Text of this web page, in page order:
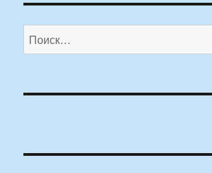
Искать: